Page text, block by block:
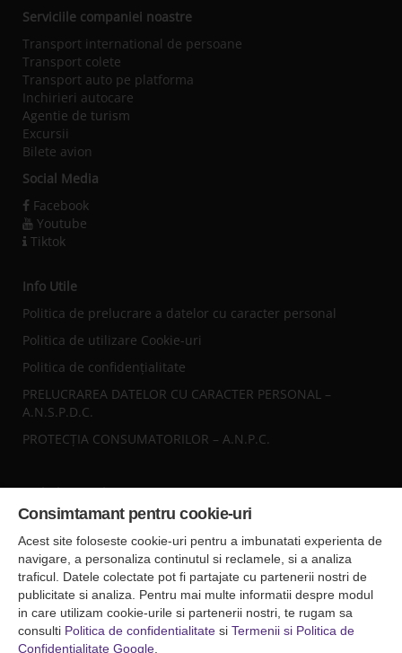
Serviciile companiei noastre
Transport international de persoane
Transport colete
Transport auto pe platforma
Inchirieri autocare
Agentie de turism
Excursii
Bilete avion
Social Media
Facebook
Youtube
Tiktok
Info Utile
Politica de prelucrare a datelor cu caracter personal
Politica de utilizare Cookie-uri
Politica de confidențialitate
PRELUCRAREA DATELOR CU CARACTER PERSONAL –
A.N.S.P.D.C.
PROTECȚIA CONSUMATORILOR – A.N.P.C.
Sediul central
Falticeni ( Autogara Romfour )
str. Plutonier Ghiniţă nr.8, Fălticeni, judeţul Suceava
0040374557200
Condiții de Transport
Condițiile de transport colete
Condițiile de transport persone
Consimtamant pentru cookie-uri
Acest site foloseste cookie-uri pentru a imbunatati experienta de
navigare, a personaliza continutul si reclamele, si a analiza
traficul. Datele colectate pot fi partajate cu partenerii nostri de
publicitate si analiza. Pentru mai multe informatii despre modul
in care utilizam cookie-urile si partenerii nostri, te rugam sa
consulti Politica de confidentialitate si Termenii si Politica de
Confidentialitate Google